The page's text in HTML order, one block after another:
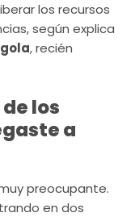
los recursos
según explica
, recién
los
a
preocupante.
en dos